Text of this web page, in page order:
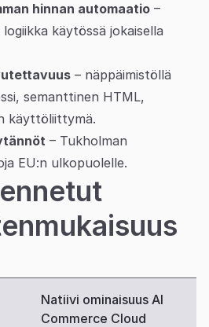
Language
hinnan automaatio –
käytössä jokaisella
– näppäimistöllä
semanttinen HTML,
käyttöliittymä.
– Tukholman
EU:n ulkopuolelle.
Natiivi ominaisuus AI
Commerce Cloud